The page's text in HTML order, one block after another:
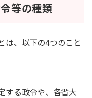
等の種類
は、以下の4つのこと
する政令や、各省大